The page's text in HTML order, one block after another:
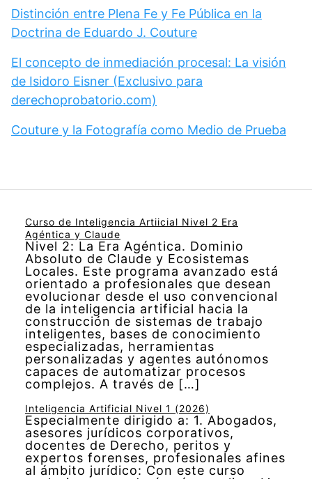
Distinción entre Plena Fe y Fe Pública en la
Doctrina de Eduardo J. Couture
El concepto de inmediación procesal: La visión
de Isidoro Eisner (Exclusivo para
derechoprobatorio.com)
Couture y la Fotografía como Medio de Prueba
Curso de Inteligencia Artiicial Nivel 2 Era
Agéntica y Claude
Nivel 2: La Era Agéntica. Dominio
Absoluto de Claude y Ecosistemas
Locales. Este programa avanzado está
orientado a profesionales que desean
evolucionar desde el uso convencional
de la inteligencia artificial hacia la
construcción de sistemas de trabajo
inteligentes, bases de conocimiento
especializadas, herramientas
personalizadas y agentes autónomos
capaces de automatizar procesos
complejos. A través de […]
Inteligencia Artificial Nivel 1 (2026)
Especialmente dirigido a: 1. Abogados,
asesores jurídicos corporativos,
docentes de Derecho, peritos y
expertos forenses, profesionales afines
al ámbito jurídico: Con este curso